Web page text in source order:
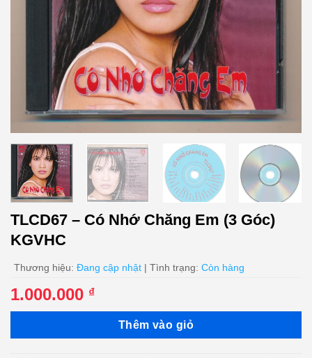
TLCD67 – Có Nhớ Chăng Em (3 Góc)
KGVHC
Thương hiệu: Đang cập nhật | Tình trạng: Còn hàng
1.000.000 ₫
Thêm vào giỏ